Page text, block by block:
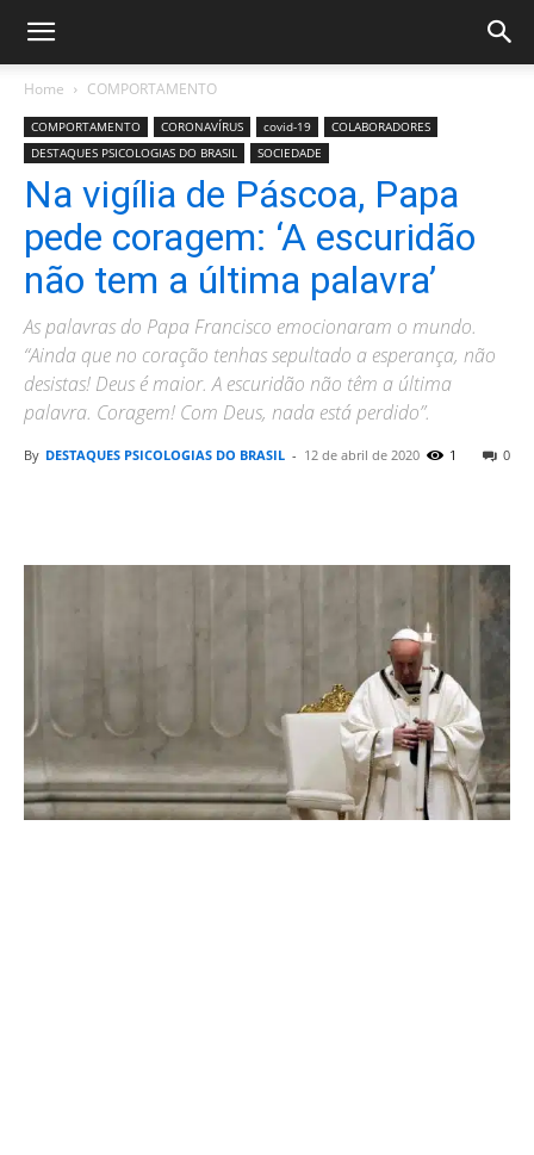
Home COMPORTAMENTO
COMPORTAMENTO CORONAVÍRUS covid-19
COLABORADORES
DESTAQUES PSICOLOGIAS DO BRASIL
SOCIEDADE
Na vigília de Páscoa, Papa
pede coragem: ‘A escuridão
não tem a última palavra’
As palavras do Papa Francisco emocionaram o mundo.
“Ainda que no coração tenhas sepultado a esperança, não
desistas! Deus é maior. A escuridão não têm a última
palavra. Coragem! Com Deus, nada está perdido”.
By DESTAQUES PSICOLOGIAS DO BRASIL - 12 de abril de 2020 0
1